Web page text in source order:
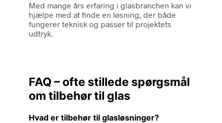
Med mange års erfaring i glasbranchen kan vi
hjælpe med at finde en løsning, der både
fungerer teknisk og passer til projektets
udtryk.
FAQ – ofte stillede spørgsmål
om tilbehør til glas
Hvad er tilbehør til glasløsninger?